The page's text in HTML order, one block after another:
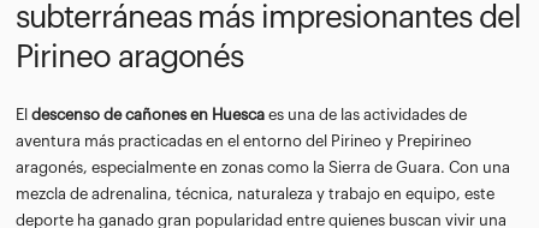
subterráneas más impresionantes del
Pirineo aragonés
El descenso de cañones en Huesca es una de las actividades de
aventura más practicadas en el entorno del Pirineo y Prepirineo
aragonés, especialmente en zonas como la Sierra de Guara. Con una
mezcla de adrenalina, técnica, naturaleza y trabajo en equipo, este
deporte ha ganado gran popularidad entre quienes buscan vivir una